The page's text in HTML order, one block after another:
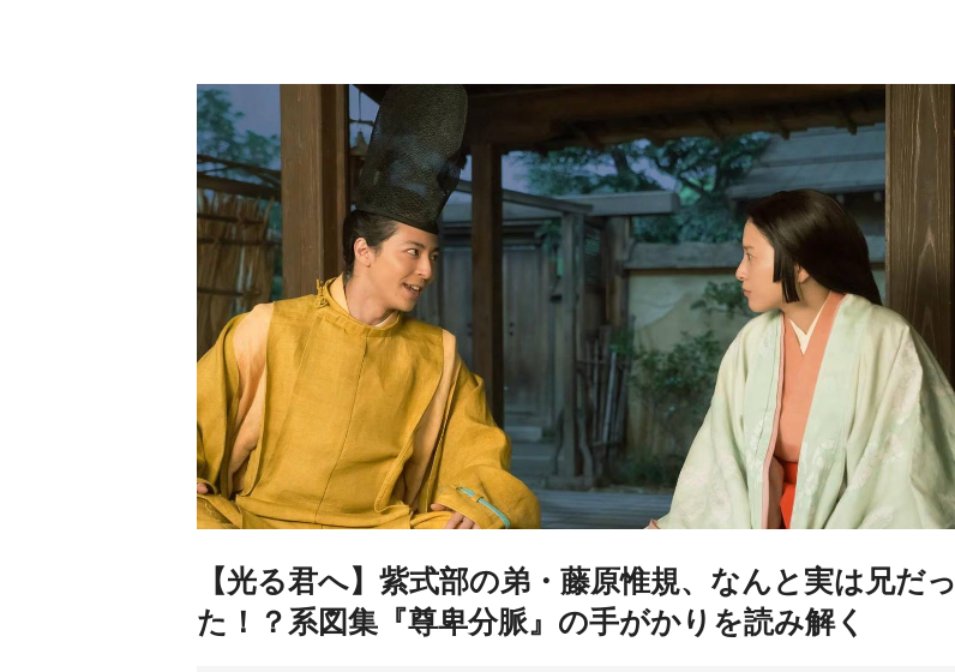
【光る君へ】紫式部の弟・藤原惟規、なんと実は兄だっ
た！？系図集『尊卑分脈』の手がかりを読み解く